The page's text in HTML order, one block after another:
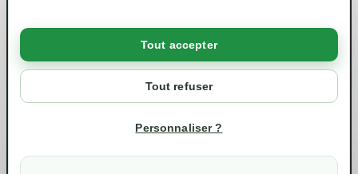
Tout accepter
Tout refuser
Personnaliser ?
Politique de confidentialité RGPD
Votre compte
info@green-tech-shop.com